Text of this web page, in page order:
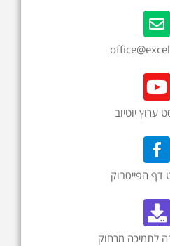
ערוץ יוטיוב
דף הפייסבוק
לתמיכה מרחוק